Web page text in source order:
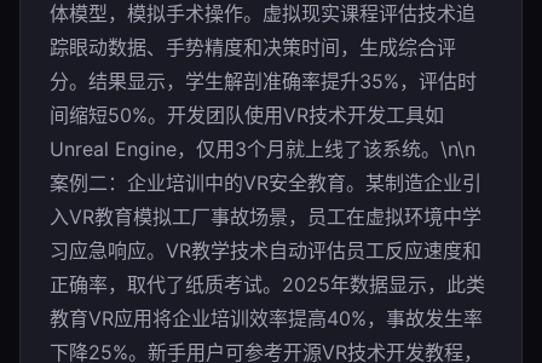
体模型，模拟手术操作。虚拟现实课程评估技术追
踪眼动数据、手势精度和决策时间，生成综合评
分。结果显示，学生解剖准确率提升35%，评估时
间缩短50%。开发团队使用VR技术开发工具如
Unreal Engine，仅用3个月就上线了该系统。\n\n
案例二：企业培训中的VR安全教育。某制造企业引
入VR教育模拟工厂事故场景，员工在虚拟环境中学
习应急响应。VR教学技术自动评估员工反应速度和
正确率，取代了纸质考试。2025年数据显示，此类
教育VR应用将企业培训效率提高40%，事故发生率
下降25%。新手用户可参考开源VR技术开发教程，